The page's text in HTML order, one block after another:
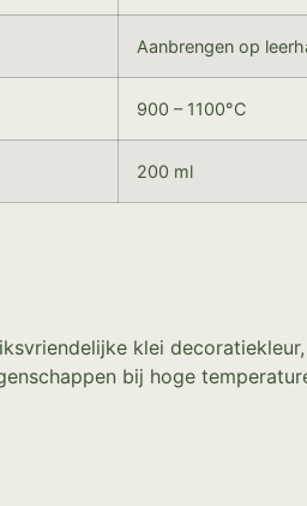
Aanbrengen op
900 – 1100°C
200 ml
klei
bij hoge